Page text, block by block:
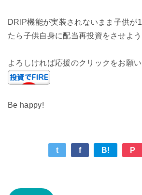
DRIP機能が実装されないまま子供が
たら子供自身に配当再投資をさせよう
よろしければ応援のクリックをお願い
Be happy!
t f B! P